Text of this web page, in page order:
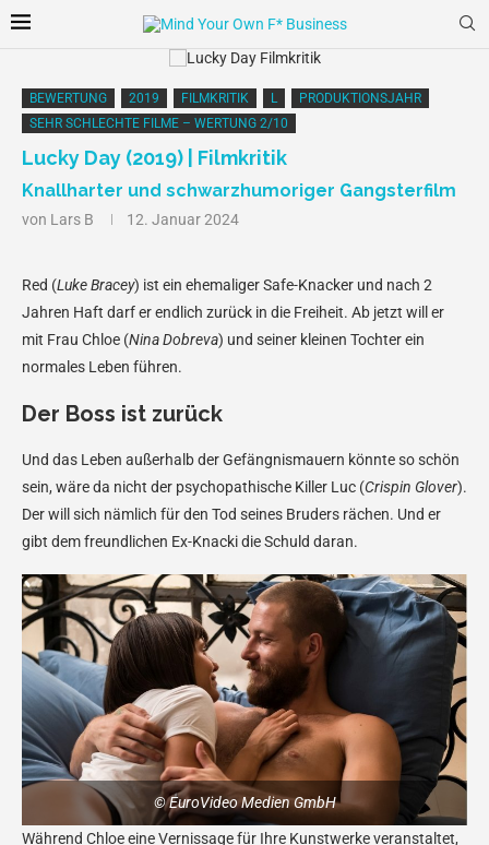
BEWERTUNG 2019 FILMKRITIK L
PRODUKTIONSJAHR
SEHR SCHLECHTE FILME – WERTUNG 2/10
Lucky Day (2019) | Filmkritik
Knallharter und schwarzhumoriger Gangsterfilm
von Lars B 12. Januar 2024
Red (Luke Bracey) ist ein ehemaliger Safe-Knacker und nach 2
Jahren Haft darf er endlich zurück in die Freiheit. Ab jetzt will er
mit Frau Chloe (Nina Dobreva) und seiner kleinen Tochter ein
normales Leben führen.
Der Boss ist zurück
Und das Leben außerhalb der Gefängnismauern könnte so schön
sein, wäre da nicht der psychopathische Killer Luc (Crispin Glover).
Der will sich nämlich für den Tod seines Bruders rächen. Und er
gibt dem freundlichen Ex-Knacki die Schuld daran.
© EuroVideo Medien GmbH
Während Chloe eine Vernissage für Ihre Kunstwerke veranstaltet,